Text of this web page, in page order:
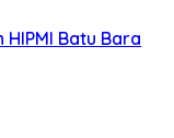
Batu Bara